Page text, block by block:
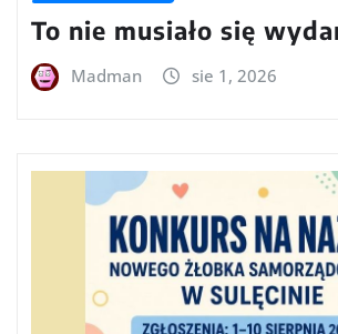
To nie musiało się
Madman sie 1, 2026